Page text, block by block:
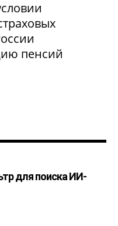
пенсий
для поиска ИИ-